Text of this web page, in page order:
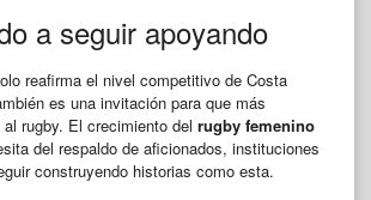
a seguir apoyando
reafirma el nivel competitivo de Costa
es una invitación para que más
rugby. El crecimiento del rugby femenino
del respaldo de aficionados, instituciones
construyendo historias como esta.